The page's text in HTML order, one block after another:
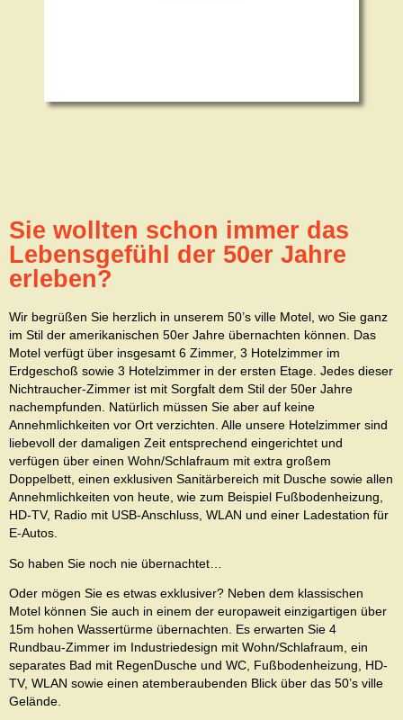
Sie wollten schon immer das
Lebensgefühl der 50er Jahre
erleben?
Wir begrüßen Sie herzlich in unserem 50’s ville Motel, wo Sie ganz
im Stil der amerikanischen 50er Jahre übernachten können. Das
Motel verfügt über insgesamt 6 Zimmer, 3 Hotelzimmer im
Erdgeschoß sowie 3 Hotelzimmer in der ersten Etage. Jedes dieser
Nichtraucher-Zimmer ist mit Sorgfalt dem Stil der 50er Jahre
nachempfunden. Natürlich müssen Sie aber auf keine
Annehmlichkeiten vor Ort verzichten. Alle unsere Hotelzimmer sind
liebevoll der damaligen Zeit entsprechend eingerichtet und
verfügen über einen Wohn/Schlafraum mit extra großem
Doppelbett, einen exklusiven Sanitärbereich mit Dusche sowie allen
Annehmlichkeiten von heute, wie zum Beispiel Fußbodenheizung,
HD-TV, Radio mit USB-Anschluss, WLAN und einer Ladestation für
E-Autos.
So haben Sie noch nie übernachtet…
Oder mögen Sie es etwas exklusiver? Neben dem klassischen
Motel können Sie auch in einem der europaweit einzigartigen über
15m hohen Wassertürme übernachten. Es erwarten Sie 4
Rundbau-Zimmer im Industriedesign mit Wohn/Schlafraum, ein
separates Bad mit RegenDusche und WC, Fußbodenheizung, HD-
TV, WLAN sowie einen atemberaubenden Blick über das 50’s ville
Gelände.